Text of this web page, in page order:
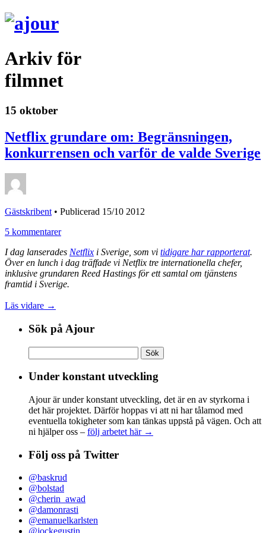
Arkiv för
filmnet
15 oktober
Netflix grundare om: Begränsningen,
konkurrensen och varför de valde Sverige
Gästskribent • Publicerad 15/10 2012
5 kommentarer
I dag lanserades Netflix i Sverige, som vi tidigare har rapporterat.
Över en lunch i dag träffade vi Netflix tre internationella chefer,
inklusive grundaren Reed Hastings för ett samtal om tjänstens
framtid i Sverige.
Läs vidare →
Sök på Ajour
efter:
Under konstant utveckling
Ajour är under konstant utveckling, det är en av styrkorna i
det här projektet. Därför hoppas vi att ni har tålamod med
eventuella tokigheter som kan tänkas uppstå på vägen. Och att
ni hjälper oss – följ arbetet här →
Följ oss på Twitter
@baskrud
@bolstad
@cherin_awad
@damonrasti
@emanuelkarlsten